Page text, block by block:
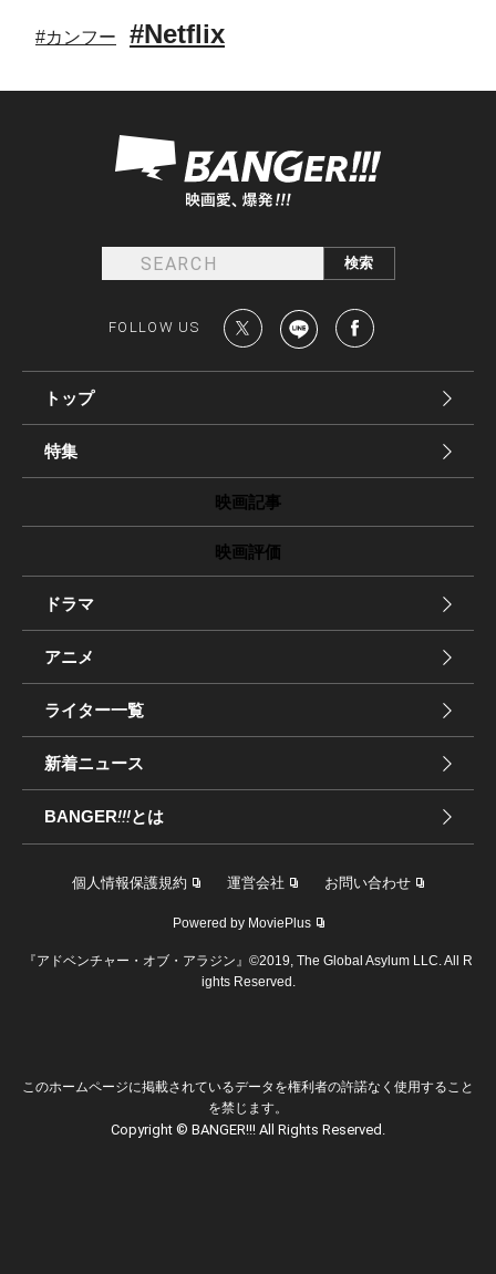
#カンフー #Netflix
FOLLOW US
トップ
特集
映画記事
映画評価
ドラマ
アニメ
ライター一覧
新着ニュース
BANGER!!!とは
個人情報保護規約 運営会社 お問い合わせ
Powered by MoviePlus
『アドベンチャー・オブ・アラジン』©2019, The Global Asylum LLC. All R
ights Reserved.
このホームページに掲載されているデータを権利者の許諾なく使用すること
を禁じます。
Copyright © BANGER!!! All Rights Reserved.